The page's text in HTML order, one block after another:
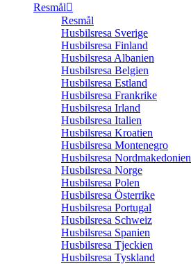
Resmål
Resmål
Husbilsresa Sverige
Husbilsresa Finland
Husbilsresa Albanien
Husbilsresa Belgien
Husbilsresa Estland
Husbilsresa Frankrike
Husbilsresa Irland
Husbilsresa Italien
Husbilsresa Kroatien
Husbilsresa Montenegro
Husbilsresa Nordmakedonien
Husbilsresa Norge
Husbilsresa Polen
Husbilsresa Österrike
Husbilsresa Portugal
Husbilsresa Schweiz
Husbilsresa Spanien
Husbilsresa Tjeckien
Husbilsresa Tyskland